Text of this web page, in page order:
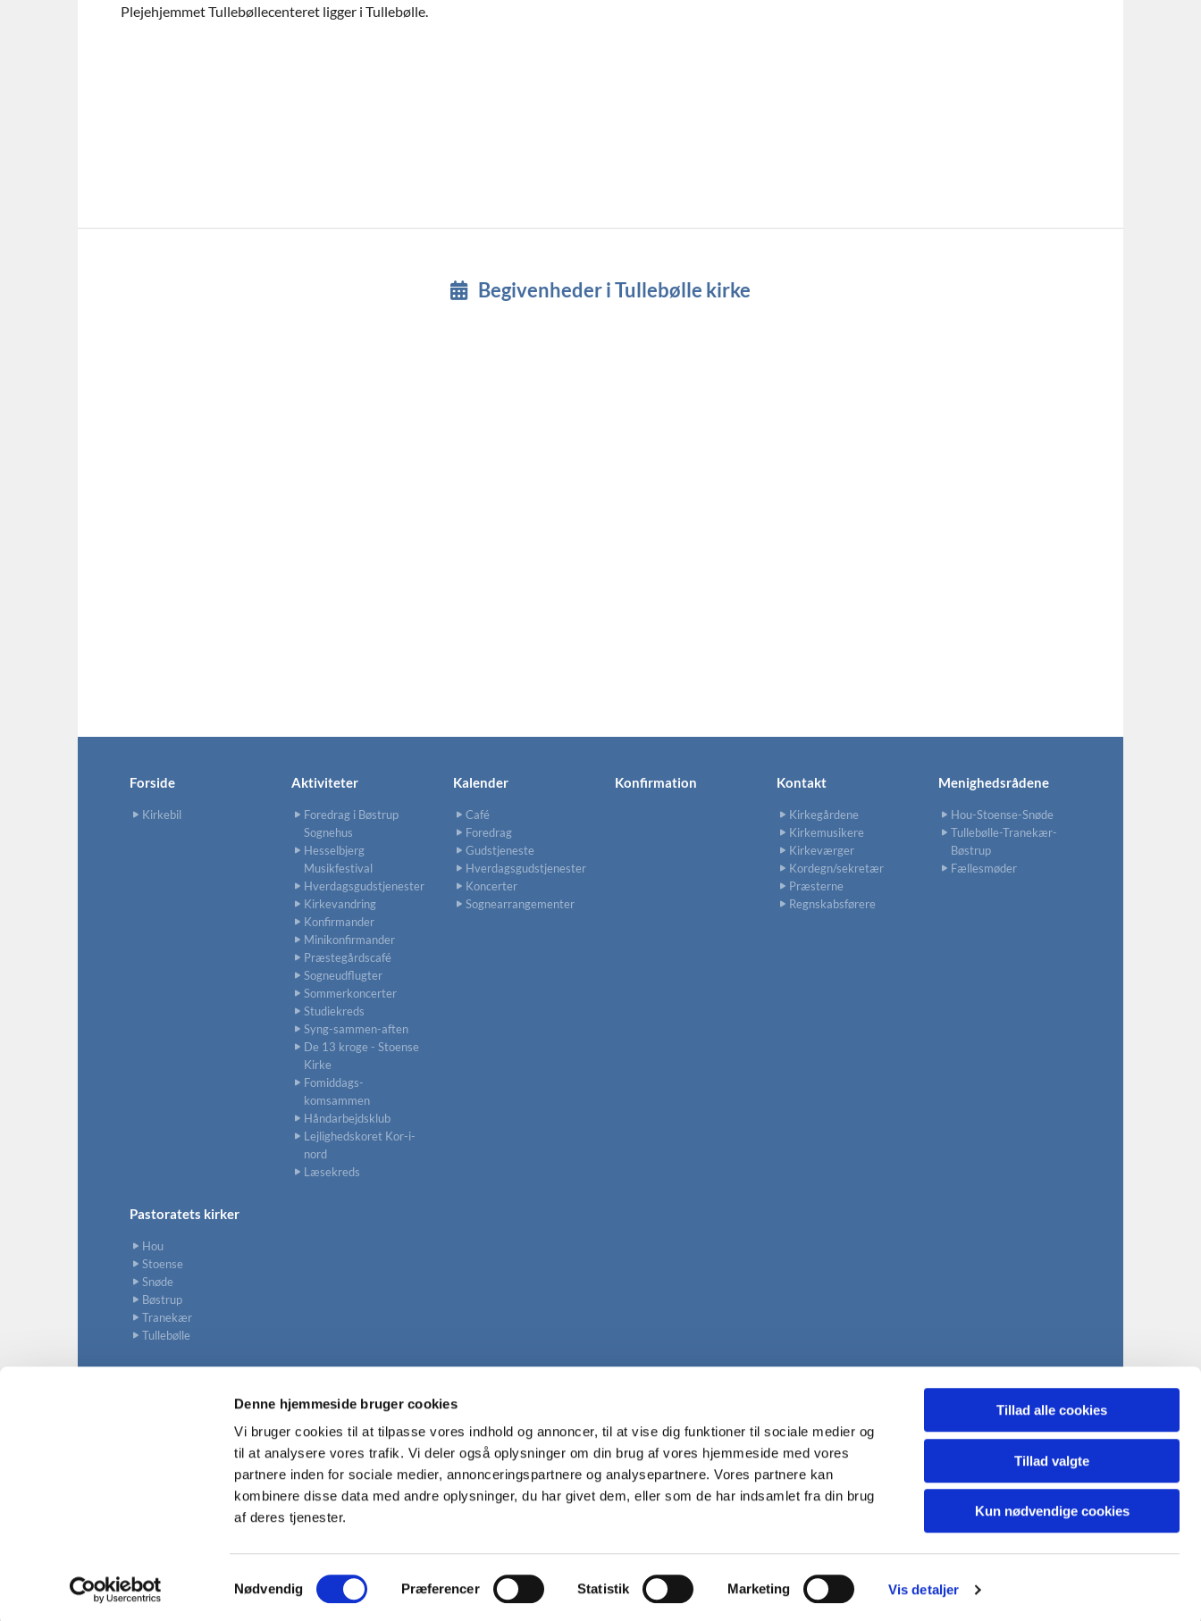
Denne hjemmeside bruger cookies
Vi bruger cookies til at tilpasse vores indhold og annoncer, til at vise dig funktioner til sociale medier og
til at analysere vores trafik. Vi deler også oplysninger om din brug af vores hjemmeside med vores
partnere inden for sociale medier, annonceringspartnere og analysepartnere. Vores partnere kan
kombinere disse data med andre oplysninger, du har givet dem, eller som de har indsamlet fra din brug
af deres tjenester.
a
Nødvendig Præferencer Statistik Marketing Vis detaljer
Tillad alle cookies
Tillad valgte
Kun nødvendige cookies
Plejehjemmet Tullebøllecenteret ligger i Tullebølle.
Begivenheder i Tullebølle kirke
Forside
Kirkebil
Aktiviteter
Foredrag i Bøstrup
Sognehus
Hesselbjerg
Musikfestival
Hverdagsgudstjenester
Kirkevandring
Konfirmander
Minikonfirmander
Præstegårdscafé
Sogneudflugter
Sommerkoncerter
Studiekreds
Syng-sammen-aften
De 13 kroge - Stoense
Kirke
Fomiddags-
komsammen
Håndarbejdsklub
Lejlighedskoret Kor-i-
nord
Læsekreds
Kalender
Café
Foredrag
Gudstjeneste
Hverdagsgudstjenester
Koncerter
Sognearrangementer
Konfirmation Kontakt
Kirkegårdene
Kirkemusikere
Kirkeværger
Kordegn/sekretær
Præsterne
Regnskabsførere
Menighedsrådene
Hou-Stoense-Snøde
Tullebølle-Tranekær-
Bøstrup
Fællesmøder
Pastoratets kirker
Hou
Stoense
Snøde
Bøstrup
Tranekær
Tullebølle
Nordlangeland pastorat · Christine Barholt, tlf. 40291264